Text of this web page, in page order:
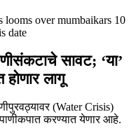
looms over mumbaikars 10
date
सावट; ‘या’
लागू
(Water Crisis)
करण्यात येणार आहे.